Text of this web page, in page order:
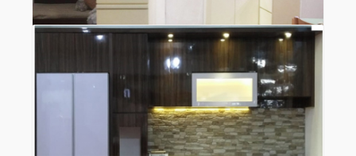
Detail
Kitchen Set Minimalis Serpong Park